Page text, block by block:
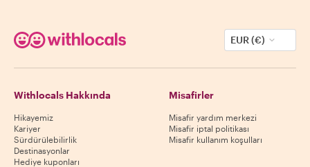
EUR (€)
Withlocals Hakkında
Hikayemiz
Kariyer
Sürdürülebilirlik
Destinasyonlar
Hediye kuponları
Misafirler
Misafir yardım merkezi
Misafir iptal politikası
Misafir kullanım koşulları